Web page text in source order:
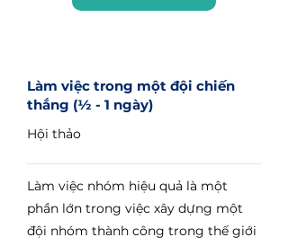
Làm việc trong một đội chiến
thắng (½ - 1 ngày)
Hội thảo
Làm việc nhóm hiệu quả là một
phần lớn trong việc xây dựng một
đội nhóm thành công trong thế giới